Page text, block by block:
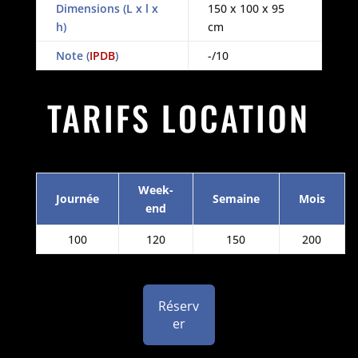
Dimensions (L x l x
h)
150 x 100 x 95
cm
Note (IPDB) -/10
TARIFS LOCATION
Journée
Week-
end
Semaine Mois
100 120 150 200
Réserv
er